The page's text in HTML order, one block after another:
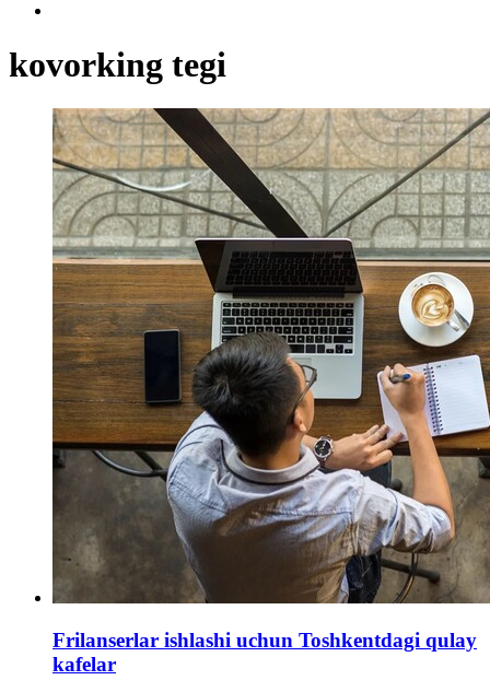
kovorking tegi
Frilanserlar ishlashi uchun Toshkentdagi qulay
kafelar